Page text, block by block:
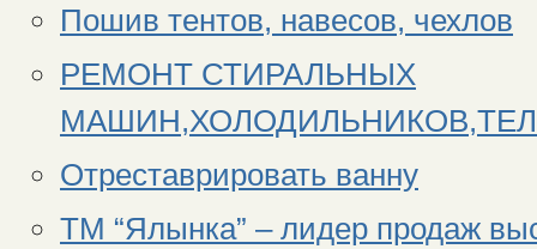
Пошив тентов, навесов, чехлов
РЕМОНТ СТИРАЛЬНЫХ
Отреставрировать ванну
ТМ “Ялынка” – лидер продаж